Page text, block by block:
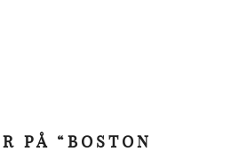
PÅ “BOSTON